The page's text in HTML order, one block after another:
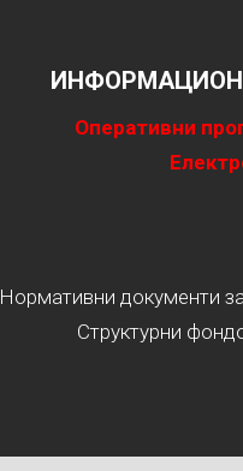
Оперативни
Нормативни документи
Структурни